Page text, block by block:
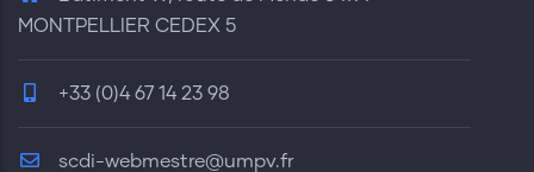
MONTPELLIER CEDEX 5
+33 (0)4 67 14 23 98
scdi-webmestre@umpv.fr